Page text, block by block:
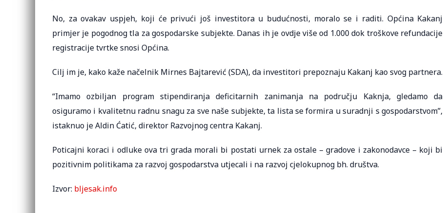
No, za ovakav uspjeh, koji će privući još investitora u budućnosti, moralo se i raditi. Općina Kakanj
primjer je pogodnog tla za gospodarske subjekte. Danas ih je ovdje više od 1.000 dok troškove refundacije
registracije tvrtke snosi Općina.
Cilj im je, kako kaže načelnik Mirnes Bajtarević (SDA), da investitori prepoznaju Kakanj kao svog partnera.
“Imamo ozbiljan program stipendiranja deficitarnih zanimanja na području Kaknja, gledamo da
osiguramo i kvalitetnu radnu snagu za sve naše subjekte, ta lista se formira u suradnji s gospodarstvom”,
istaknuo je Aldin Ćatić, direktor Razvojnog centra Kakanj.
Poticajni koraci i odluke ova tri grada morali bi postati urnek za ostale – gradove i zakonodavce – koji bi
pozitivnim politikama za razvoj gospodarstva utjecali i na razvoj cjelokupnog bh. društva.
Izvor: bljesak.info